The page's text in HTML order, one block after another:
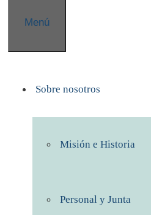
Menú
Sobre nosotros
Misión e Historia
Personal y Junta